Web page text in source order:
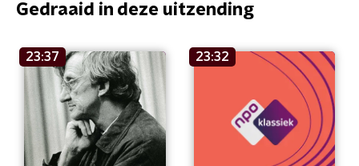
Gedraaid in deze uitzending
23:37 23:32